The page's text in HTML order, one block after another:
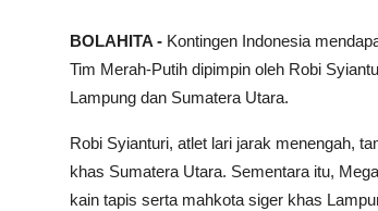
BOLAHITA - Kontingen Indonesia
Tim Merah-Putih dipimpin oleh Robi
Lampung dan Sumatera Utara.
Robi Syianturi, atlet lari jarak menengah,
khas Sumatera Utara. Sementara itu,
kain tapis serta mahkota siger khas